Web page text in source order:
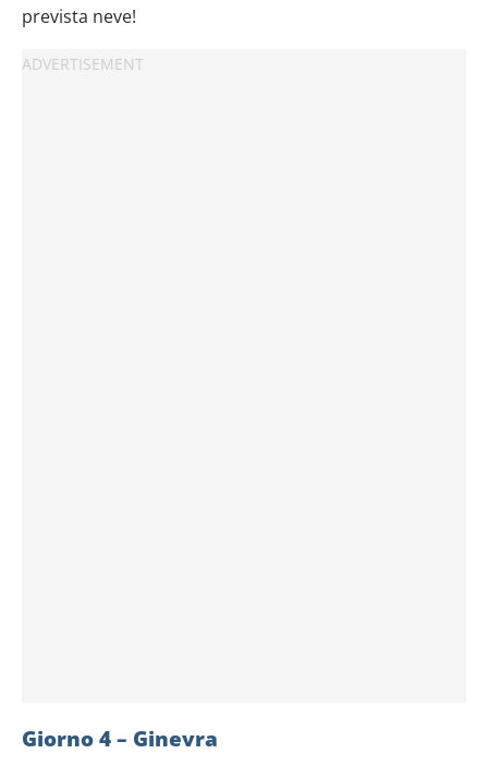
prevista neve!
Giorno 4 – Ginevra